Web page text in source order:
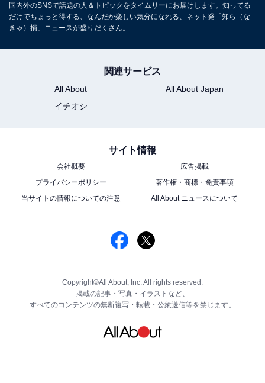
国内外のSNSで話題の人＆トピックをタイムリーにお届けします。知ってる
だけでちょっと得する、なんだか楽しい気分になれる、ネット発「知ら（な
きゃ）損」ニュースが盛りだくさん。
関連サービス
All About
All About Japan
イチオシ
サイト情報
会社概要
広告掲載
プライバシーポリシー
著作権・商標・免責事項
当サイトの情報についての注意
All About ニュースについて
Copyright©All About, Inc. All rights reserved.
掲載の記事・写真・イラストなど、
すべてのコンテンツの無断複写・転載・公衆送信等を禁じます。